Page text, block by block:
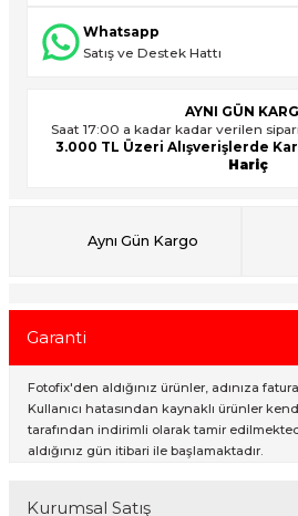
Whatsapp
Satış ve Destek Hattı
AYNI GÜN
Saat 17:00 a kadar kadar verilen
3.000 TL Üzeri Alışverişlerde
Hariç
Aynı Gün Kargo
Garanti
Fotofix'den aldığınız ürünler, adınıza
Kullanıcı hatasından kaynaklı ürünler
tarafından indirimli olarak tamir
aldığınız gün itibari ile başlamaktadır.
Kurumsal Satış